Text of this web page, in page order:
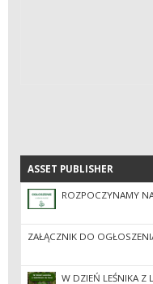
ASSET PUBLISHER
ASSET PUBLISHER
ROZPOCZYNAMY
ZAŁĄCZNIK DO
W DZIEŃ LEŚNIKA Z